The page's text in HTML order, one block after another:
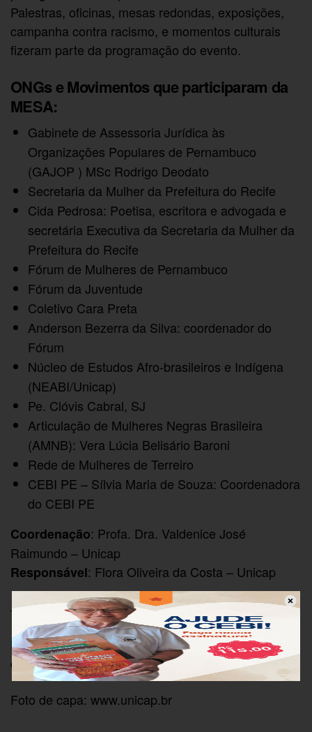
Palestras, oficinas, mesas redondas, exposições,
campanha contra racismo, e momentos culturais
fizeram parte da programação do evento.
ONGs e Movimentos que participaram da
MESA:
Gabinete de Assessoria Jurídica às
Organizações Populares de Pernambuco
(GAJOP ) MSc Rodrigo Deodato
Secretaria da Mulher da Prefeitura do Recife
Cida Pedrosa: Poetisa, escritora e advogada e
secretária Executiva da Secretaria da Mulher da
Prefeitura do Recife
Fórum de Mulheres de Pernambuco
Fórum da Juventude
Coletivo Cara Preta
Anderson Bezerra da Silva: coordenador do
Fórum
Núcleo de Estudos Afro-brasileiros e Indígena
(NEABI/Unicap)
Pe. Clóvis Cabral, SJ
Articulação de Mulheres Negras Brasileira
(AMNB): Vera Lúcia Belisário Baroni
Rede de Mulheres de Terreiro
CEBI PE – Sílvia Maria de Souza: Coordenadora
do CEBI PE
Coordenação: Profa. Dra. Valdenice José
Raimundo – Unicap
Responsável: Flora Oliveira da Costa – Unicap
–
Fonte: A atividade foi realizada no dia 07 de março
de 2017. Sílvia Souza do CEBI-ES, 13/10/2017.
Foto de capa: www.unicap.br